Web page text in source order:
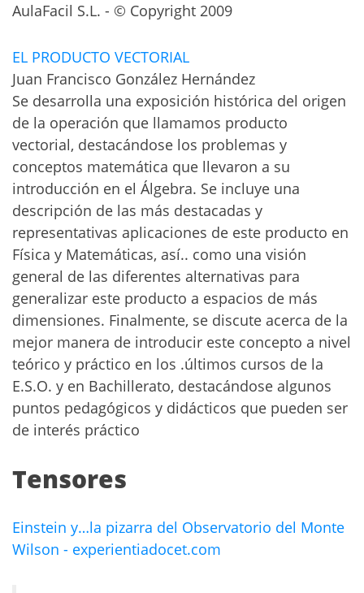
AulaFacil S.L. - © Copyright 2009
EL PRODUCTO VECTORIAL
Juan Francisco González Hernández
Se desarrolla una exposición histórica del origen
de la operación que llamamos producto
vectorial, destacándose los problemas y
conceptos matemática que llevaron a su
introducción en el Álgebra. Se incluye una
descripción de las más destacadas y
representativas aplicaciones de este producto en
Física y Matemáticas, así.. como una visión
general de las diferentes alternativas para
generalizar este producto a espacios de más
dimensiones. Finalmente, se discute acerca de la
mejor manera de introducir este concepto a nivel
teórico y práctico en los .últimos cursos de la
E.S.O. y en Bachillerato, destacándose algunos
puntos pedagógicos y didácticos que pueden ser
de interés práctico
Tensores
Einstein y…la pizarra del Observatorio del Monte
Wilson - experientiadocet.com